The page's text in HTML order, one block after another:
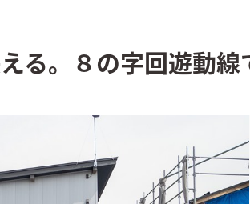
る。８の字回遊動線